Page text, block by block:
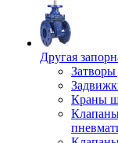
Другая
Краны